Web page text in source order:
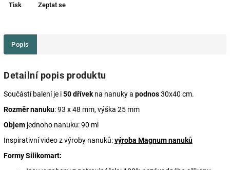
Tisk Zeptat se
Popis
Detailní popis produktu
Součástí balení je i50 dřívek na nanuky a podnos30x40 cm.
Rozměr nanuku: 93 x 48 mm, výška 25 mm
Objem jednoho nanuku: 90 ml
Inspirativní video z výroby nanuků:výroba Magnum nanuků
Formy Silikomart: